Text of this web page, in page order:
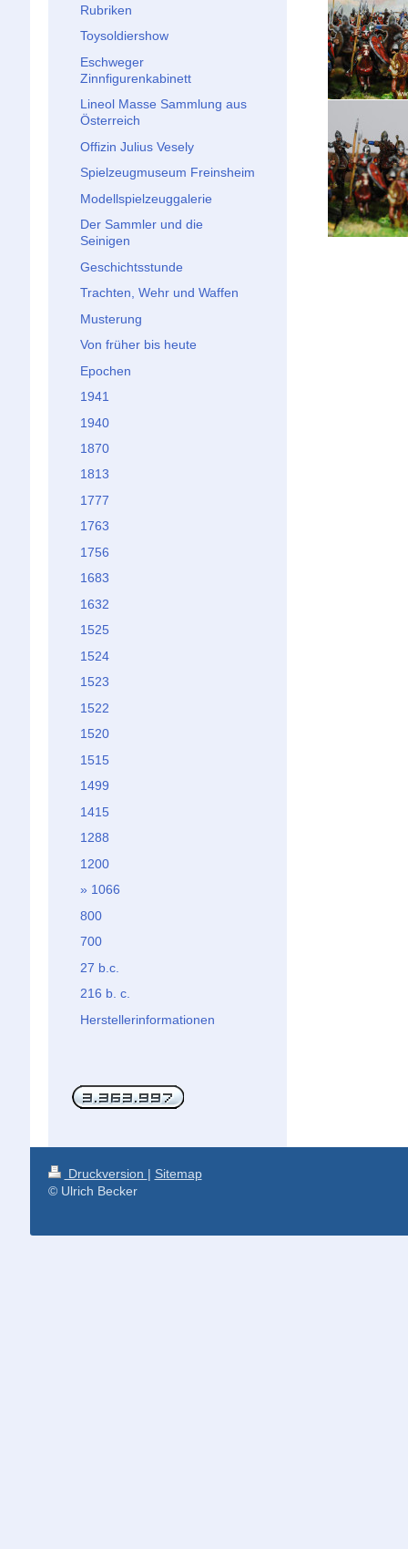
Rubriken
Toysoldiershow
Eschweger
Zinnfigurenkabinett
Lineol Masse Sammlung aus
Österreich
Offizin Julius Vesely
Spielzeugmuseum Freinsheim
Modellspielzeuggalerie
Der Sammler und die
Seinigen
Geschichtsstunde
Trachten, Wehr und Waffen
Musterung
Von früher bis heute
Epochen
1941
1940
1870
1813
1777
1763
1756
1683
1632
1525
1524
1523
1522
1520
1515
1499
1415
1288
1200
1066
800
700
27 b.c.
216 b. c.
Herstellerinformationen
Druckversion | Sitemap
© Ulrich Becker